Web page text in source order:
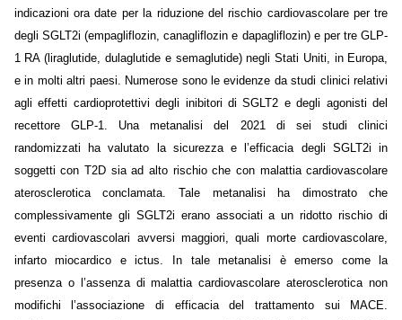
indicazioni ora date per la riduzione del rischio cardiovascolare per tre
degli SGLT2i (empagliflozin, canagliflozin e dapagliflozin) e per tre GLP-
1 RA (liraglutide, dulaglutide e semaglutide) negli Stati Uniti, in Europa,
e in molti altri paesi. Numerose sono le evidenze da studi clinici relativi
agli effetti cardioprotettivi degli inibitori di SGLT2 e degli agonisti del
recettore GLP-1. Una metanalisi del 2021 di sei studi clinici
randomizzati ha valutato la sicurezza e l’efficacia degli SGLT2i in
soggetti con T2D sia ad alto rischio che con malattia cardiovascolare
aterosclerotica conclamata. Tale metanalisi ha dimostrato che
complessivamente gli SGLT2i erano associati a un ridotto rischio di
eventi cardiovascolari avversi maggiori, quali morte cardiovascolare,
infarto miocardico e ictus. In tale metanalisi è emerso come la
presenza o l’assenza di malattia cardiovascolare aterosclerotica non
modifichi l’associazione di efficacia del trattamento sui MACE.